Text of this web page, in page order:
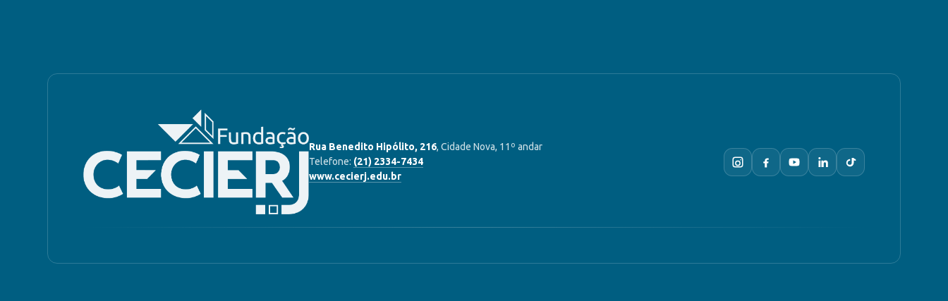
Rua Benedito Hipólito, 216, Cidade Nova, 11º andar
Telefone: (21) 2334-7434
www.cecierj.edu.br